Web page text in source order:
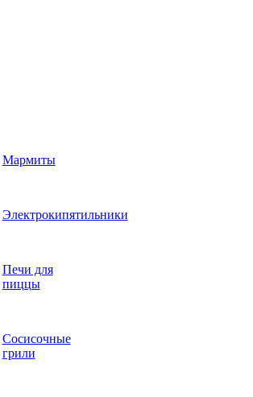
Мармиты
Электрокипятильники
Печи для
пиццы
Сосисочные
грили